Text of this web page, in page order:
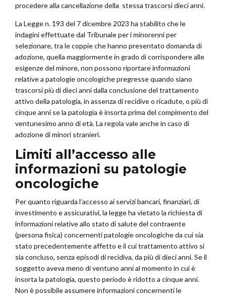
procedere alla cancellazione della stessa trascorsi dieci anni.
La Legge n. 193 del 7 dicembre 2023 ha stabilito che le
indagini effettuate dal Tribunale per i minorenni per
selezionare, tra le coppie che hanno presentato domanda di
adozione, quella maggiormente in grado di corrispondere alle
esigenze del minore, non possono riportare informazioni
relative a patologie oncologiche pregresse quando siano
trascorsi più di dieci anni dalla conclusione del trattamento
attivo della patologia, in assenza di recidive o ricadute, o più di
cinque anni se la patologia è insorta prima del compimento del
ventunesimo anno di età. La regola vale anche in caso di
adozione di minori stranieri.
Limiti all’accesso alle
informazioni su patologie
oncologiche
Per quanto riguarda l’accesso ai servizi bancari, finanziari, di
investimento e assicurativi, la legge ha vietato la richiesta di
informazioni relative allo stato di salute del contraente
(persona fisica) concernenti patologie oncologiche da cui sia
stato precedentemente affetto e il cui trattamento attivo si
sia concluso, senza episodi di recidiva, da più di dieci anni. Se il
soggetto aveva meno di ventuno anni al momento in cui è
insorta la patologia, questo periodo è ridotto a cinque anni.
Non è possibile assumere informazioni concernenti le